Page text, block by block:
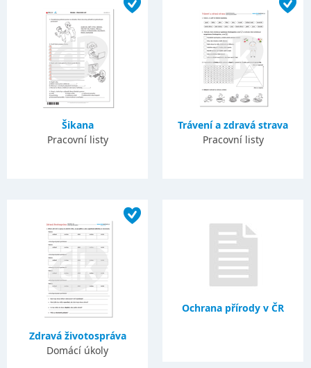
Šikana
Pracovní listy
Trávení a zdravá strava
Pracovní listy
Zdravá životospráva
Domácí úkoly
Ochrana přírody v ČR